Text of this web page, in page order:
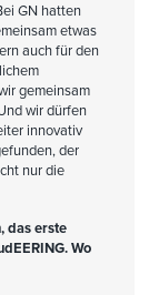
GN hatten
etwas
auch für den
gemeinsam
wir dürfen
innovativ
der
nur die
das erste
Wo